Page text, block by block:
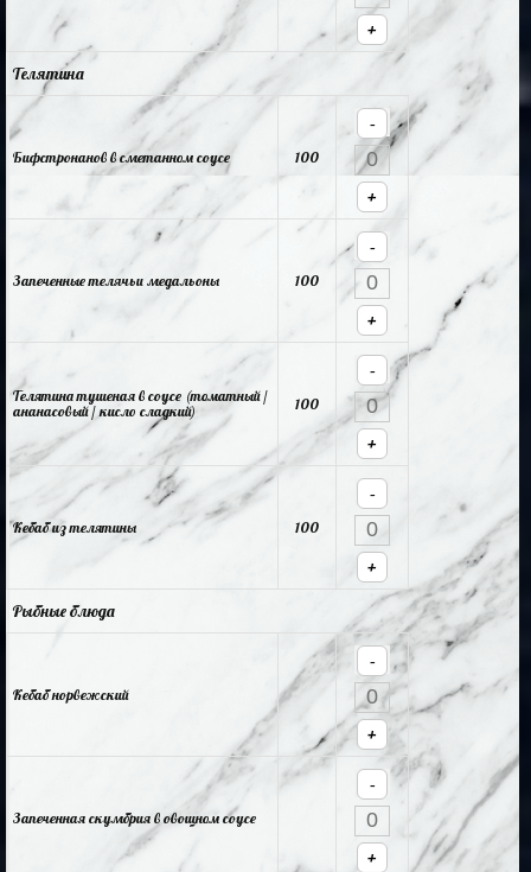
+
Телятина
Бифстронанов в сметанном соусе 100
-
+
Запеченные телячьи медальоны 100
-
+
Телятина тушеная в соусе (томатный /
ананасовый / кисло сладкий)
100
-
+
Кебаб из телятины 100
-
+
Рыбные блюда
Кебаб норвежский
-
+
Запеченная скумбрия в овощном соусе
-
+